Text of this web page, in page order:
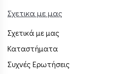
Σχετικα με μας
Σχετικά με μας
Καταστήματα
Συχνές Ερωτήσεις